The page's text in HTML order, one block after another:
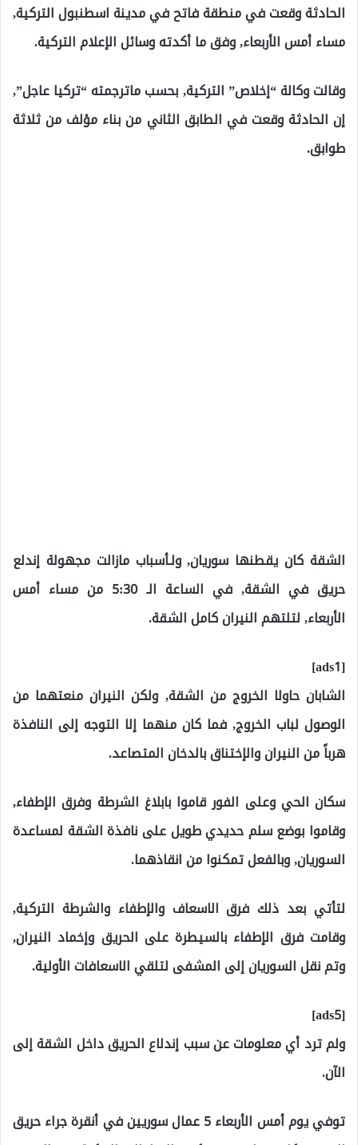
الحادثة وقعت في منطقة فاتح في مدينة اسطنبول التركية,
مساء أمس الأربعاء, وفق ما أكدته وسائل الإعلام التركية.
وقالت وكالة “إخلاص” التركية, بحسب ماترجمته “تركيا عاجل”,
إن الحادثة وقعت في الطابق الثاني من بناء مؤلف من ثلاثة
طوابق.
الشقة كان يقطنها سوريان, ولـأسباب مازالت مجهولة إندلع
حريق في الشقة, في الساعة الـ 5:30 من مساء أمس
الأربعاء, لتلتهم النيران كامل الشقة.
[ads1]
الشابان حاولا الخروج من الشقة, ولكن النيران منعتهما من
الوصول لباب الخروج, فما كان منهما إلا التوجه إلى النافذة
هرباً من النيران والإختناق بالدخان المتصاعد.
سكان الحي وعلى الفور قاموا بابلاغ الشرطة وفرق الإطفاء,
وقاموا بوضع سلم حديدي طويل على نافذة الشقة لمساعدة
السوريان, وبالفعل تمكنوا من انقاذهما.
لتأتي بعد ذلك فرق الاسعاف والإطفاء والشرطة التركية,
وقامت فرق الإطفاء بالسيطرة على الحريق وإخماد النيران,
وتم نقل السوريان إلى المشفى لتلقي الاسعافات الأولية.
[ads5]
ولم ترد أي معلومات عن سبب إندلاع الحريق داخل الشقة إلى
الآن.
توفي يوم أمس الأربعاء 5 عمال سوريين في أنقرة جراء حريق